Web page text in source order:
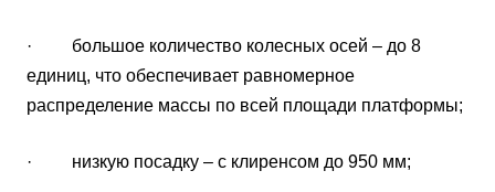
· большое количество колесных осей – до 8
единиц, что обеспечивает равномерное
распределение массы по всей площади платформы;
· низкую посадку – с клиренсом до 950 мм;